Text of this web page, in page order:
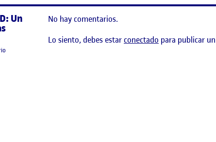
Un
No hay comentarios.
Lo siento, debes estarconectado para publicar